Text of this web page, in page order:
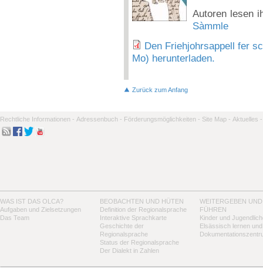
Autoren lesen
Sàmmle
Den Friehjohrsappell fer
Mo) herunterladen.
Zurück zum Anfang
Rechtliche Informationen - Adressenbuch - Förderungsmöglichkeiten - Site Map - Aktuelles -
WAS IST DAS OLCA?
Aufgaben und Zielsetzungen
Das Team
BEOBACHTEN UND HÜTEN
Definition der Regionalsprache
Interaktive Sprachkarte
Geschichte der
Regionalsprache
Status der Regionalsprache
Der Dialekt in Zahlen
WEITERGEBEN UND
FÜHREN
Kinder und
Elsässisch lernen